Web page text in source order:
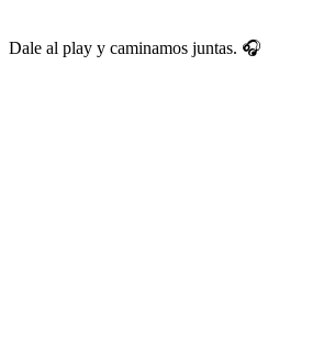
Dale al play y caminamos juntas. 🎧